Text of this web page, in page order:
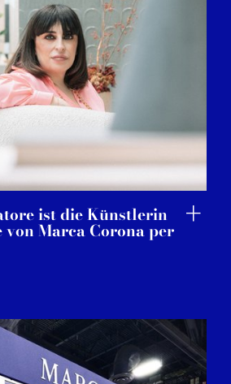
ist die Künstlerin
von Marca Corona per